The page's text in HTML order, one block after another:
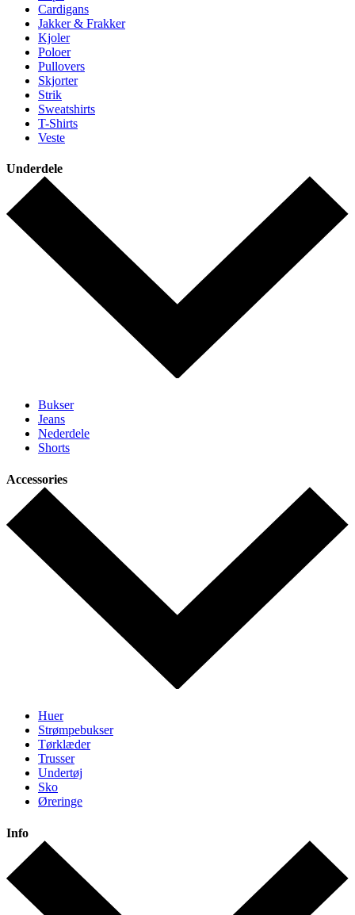
Cardigans
Jakker & Frakker
Kjoler
Poloer
Pullovers
Skjorter
Strik
Sweatshirts
T-Shirts
Veste
Underdele
Bukser
Jeans
Nederdele
Shorts
Accessories
Huer
Strømpebukser
Tørklæder
Trusser
Undertøj
Sko
Øreringe
Info